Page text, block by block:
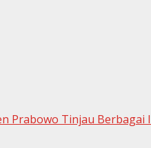
Prabowo Tinjau Berbagai